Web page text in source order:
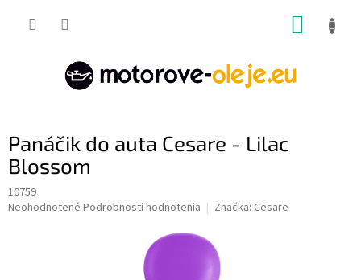
Panáčik do auta Cesare - Lilac
Blossom
10759
Priemerné
Neohodnotené Podrobnosti hodnotenia Značka: Cesare